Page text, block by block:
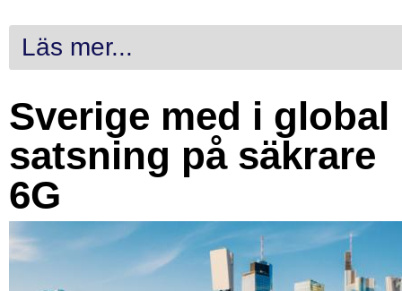
Läs mer...
Sverige med i global
satsning på säkrare
6G